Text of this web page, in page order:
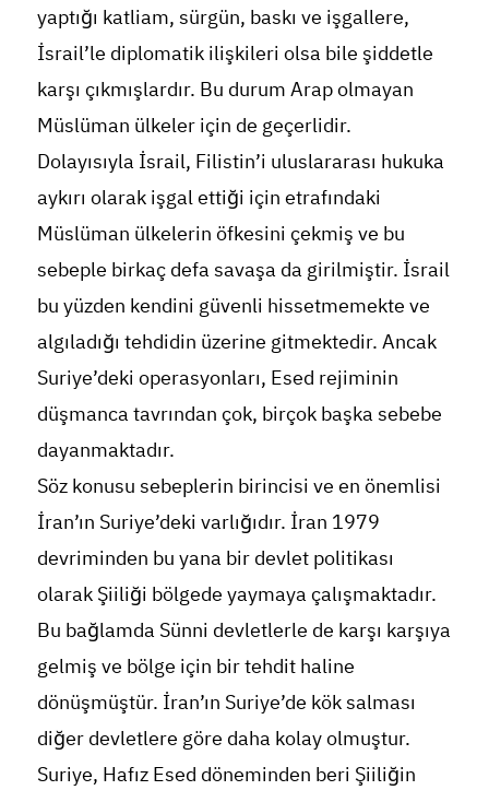
yaptığı katliam, sürgün, baskı ve işgallere,
İsrail’le diplomatik ilişkileri olsa bile şiddetle
karşı çıkmışlardır. Bu durum Arap olmayan
Müslüman ülkeler için de geçerlidir.
Dolayısıyla İsrail, Filistin’i uluslararası hukuka
aykırı olarak işgal ettiği için etrafındaki
Müslüman ülkelerin öfkesini çekmiş ve bu
sebeple birkaç defa savaşa da girilmiştir. İsrail
bu yüzden kendini güvenli hissetmemekte ve
algıladığı tehdidin üzerine gitmektedir. Ancak
Suriye’deki operasyonları, Esed rejiminin
düşmanca tavrından çok, birçok başka sebebe
dayanmaktadır.
Söz konusu sebeplerin birincisi ve en önemlisi
İran’ın Suriye’deki varlığıdır. İran 1979
devriminden bu yana bir devlet politikası
olarak Şiiliği bölgede yaymaya çalışmaktadır.
Bu bağlamda Sünni devletlerle de karşı karşıya
gelmiş ve bölge için bir tehdit haline
dönüşmüştür. İran’ın Suriye’de kök salması
diğer devletlere göre daha kolay olmuştur.
Suriye, Hafız Esed döneminden beri Şiiliğin